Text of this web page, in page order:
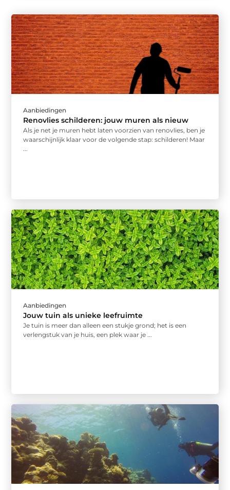
Aanbiedingen
Renovlies schilderen: jouw muren als nieuw
Als je net je muren hebt laten voorzien van renovlies, ben je
waarschijnlijk klaar voor de volgende stap: schilderen! Maar
...
Aanbiedingen
Jouw tuin als unieke leefruimte
Je tuin is meer dan alleen een stukje grond; het is een
verlengstuk van je huis, een plek waar je ...